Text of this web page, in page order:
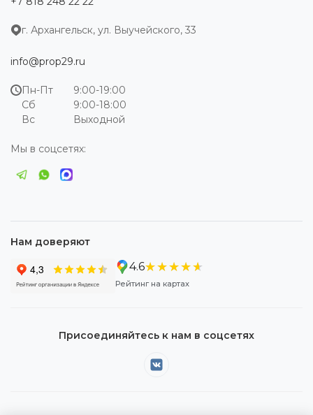
г. Архангельск, ул. Выучейского, 33
info@prop29.ru
Пн-Пт
9:00-19:00
Сб
9:00-18:00
Вс
Выходной
Мы в соцсетях:
Нам доверяют
4.6★★★★★
★★★★★
Рейтинг на картах
Присоединяйтесь к нам в соцсетях